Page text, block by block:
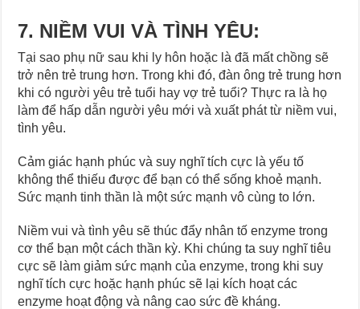
7. NIỀM VUI VÀ TÌNH YÊU:
Tại sao phụ nữ sau khi ly hôn hoặc là đã mất chồng sẽ
trở nên trẻ trung hơn. Trong khi đó, đàn ông trẻ trung hơn
khi có người yêu trẻ tuổi hay vợ trẻ tuổi? Thực ra là họ
làm để hấp dẫn người yêu mới và xuất phát từ niềm vui,
tình yêu.
Cảm giác hạnh phúc và suy nghĩ tích cực là yếu tố
không thể thiếu được để bạn có thể sống khoẻ mạnh.
Sức mạnh tinh thần là một sức mạnh vô cùng to lớn.
Niềm vui và tình yêu sẽ thúc đẩy nhân tố enzyme trong
cơ thể bạn một cách thần kỳ. Khi chúng ta suy nghĩ tiêu
cực sẽ làm giảm sức mạnh của enzyme, trong khi suy
nghĩ tích cực hoặc hạnh phúc sẽ lại kích hoạt các
enzyme hoạt động và nâng cao sức đề kháng.